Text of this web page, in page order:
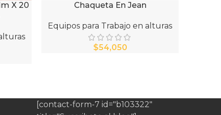
X 20
AÑADIR AL CARRITO
Chaqueta En Jean
Equipos para Trabajo en alturas
$
[contact-form-7 id="b103322"